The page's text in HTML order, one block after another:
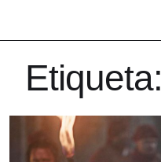
Etiqueta: